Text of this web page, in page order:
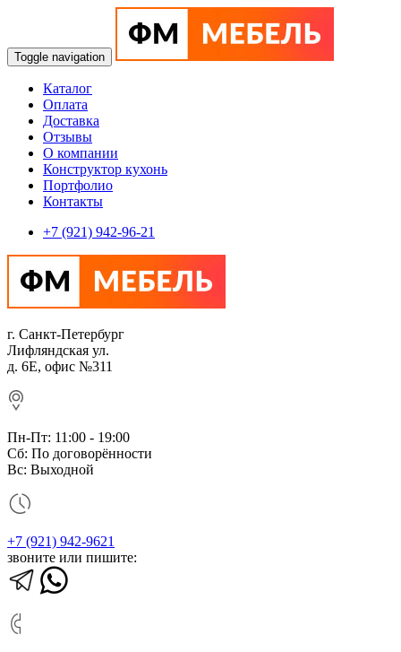
Toggle navigation
Каталог
Оплата
Доставка
Отзывы
О компании
Конструктор кухонь
Портфолио
Контакты
+7 (921) 942-96-21
г. Санкт-Петербург
Лифляндская ул.
д. 6Е, офис №311
Пн-Пт: 11:00 - 19:00
Сб: По договорённости
Вс: Выходной
+7 (921) 942-9621
звоните или пишите: